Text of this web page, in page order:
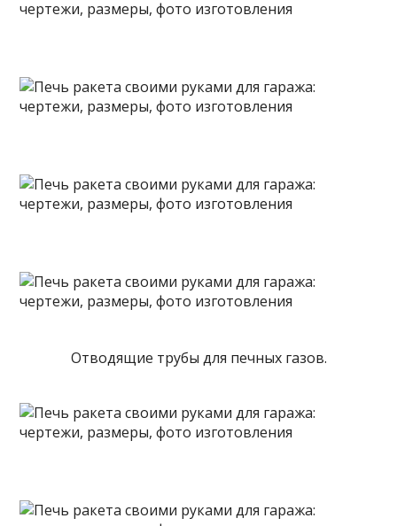
Отводящие трубы для печных газов.